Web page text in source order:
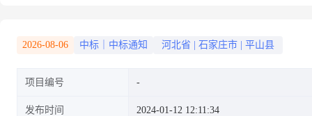
2026-08-06 中标｜中标通知 河北省 石家庄市 平山县
项目编号
发布时间 2024-01-12 12:11:34